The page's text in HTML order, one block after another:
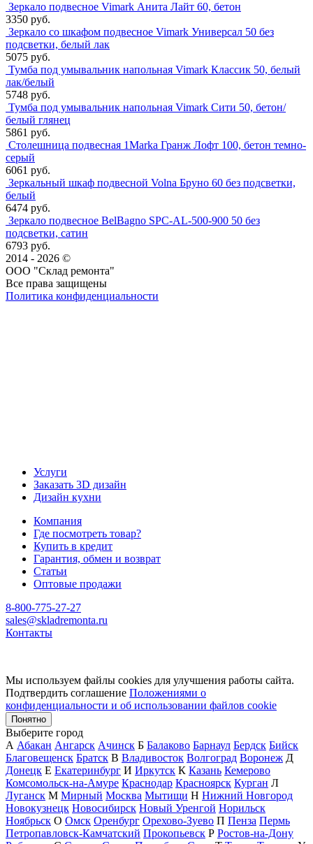
Зеркало подвесное Vimark Анита Лайт 60, бетон
3350 руб.
Зеркало со шкафом подвесное Vimark Универсал 50 без
подсветки, белый лак
5075 руб.
Тумба под умывальник напольная Vimark Классик 50, белый
лак/белый
5748 руб.
Тумба под умывальник напольная Vimark Сити 50, бетон/
белый глянец
5861 руб.
Столешница подвесная 1Marka Гранж Лофт 100, бетон темно-
серый
6061 руб.
Зеркальный шкаф подвесной Volna Бруно 60 без подсветки,
белый
6474 руб.
Зеркало подвесное BelBagno SPC-AL-500-900 50 без
подсветки, сатин
6793 руб.
2014 - 2026 ©
ООО "Склад ремонта"
Все права защищены
Политика конфиденциальности
Услуги
Заказать 3D дизайн
Дизайн кухни
Компания
Где посмотреть товар?
Купить в кредит
Гарантия, обмен и возврат
Статьи
Оптовые продажи
8-800-775-27-27
sales@skladremonta.ru
Контакты
Мы используем файлы cookies для улучшения работы сайта.
Подтвердить соглашение Положениями о
конфиденциальности и об использовании файлов cookie
Понятно
Выберите город
А Абакан Ангарск Ачинск Б Балаково Барнаул Бердск Бийск
Благовещенск Братск В Владивосток Волгоград Воронеж Д
Донецк Е Екатеринбург И Иркутск К Казань Кемерово
Комсомольск-на-Амуре Краснодар Красноярск Курган Л
Луганск М Мирный Москва Мытищи Н Нижний Новгород
Новокузнецк Новосибирск Новый Уренгой Норильск
Ноябрьск О Омск Оренбург Орехово-Зуево П Пенза Пермь
Петропавловск-Камчатский Прокопьевск Р Ростов-на-Дону